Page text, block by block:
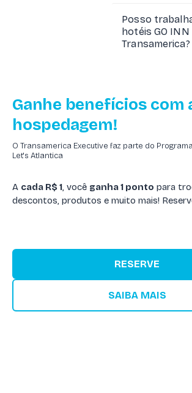
Posso
hotéis GO INN
Transamerica?
Ganhe benefícios com
hospedagem!
O Transamerica Executive faz parte do
Let's Atlantica
A cada R$ 1, você ganha 1 ponto para
descontos, produtos e muito mais!
RESERVE
SAIBA MAIS